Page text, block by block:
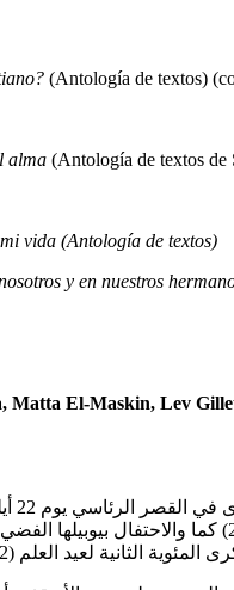
(Antología de textos)
alma (Antología de textos de
vida (Antología de textos)
y en nuestros
Matta El-Maskin, Lev
الأرجنتين (2016) في الاحتفالات الرئاسية الرسمية وتحدث باسمها.